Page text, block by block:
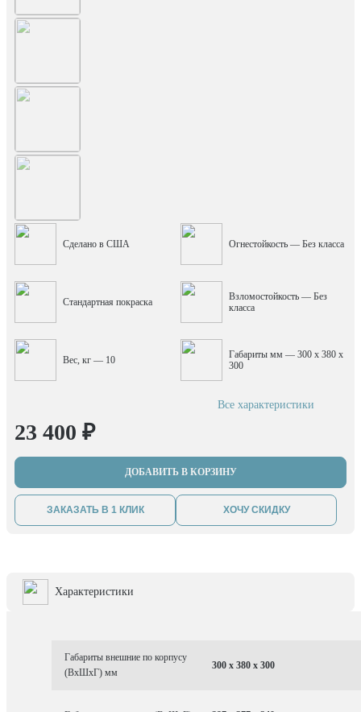
Сделано в США Огнестойкость — Без класса
Стандартная покраска
Взломостойкость — Без
класса
Вес, кг — 10
Габариты мм — 300 x 380 x
300
Все характеристики
23 400 ₽
ДОБАВИТЬ В КОРЗИНУ
ЗАКАЗАТЬ В 1 КЛИК ХОЧУ СКИДКУ
Характеристики
Габариты внешние по корпусу
(ВхШхГ) мм
300 x 380 x 300